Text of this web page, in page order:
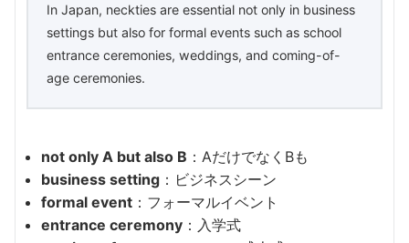
In Japan, neckties are essential not only in business
settings but also for formal events such as school
entrance ceremonies, weddings, and coming-of-
age ceremonies.
not only A but also B ：AだけでなくBも
business setting ：ビジネスシーン
formal event ：フォーマルイベント
entrance ceremony ：入学式